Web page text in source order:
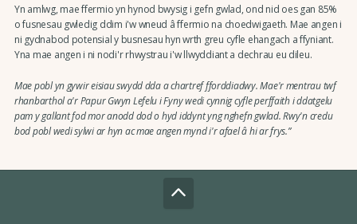
Yn amlwg, mae ffermio yn hynod bwysig i gefn gwlad, ond nid oes gan 85%
o fusnesau gwledig ddim i'w wneud â ffermio na choedwigaeth. Mae angen i
ni gydnabod potensial y busnesau hyn wrth greu cyfle ehangach a ffyniant.
Yna mae angen i ni nodi'r rhwystrau i'w llwyddiant a dechrau eu dileu.
Mae pobl yn gywir eisiau swydd dda a chartref fforddiadwy. Mae'r mentrau twf
rhanbarthol a'r Papur Gwyn Lefelu i Fyny wedi cynnig cyfle perffaith i ddatgelu
pam y gallant fod mor anodd dod o hyd iddynt yng nghefn gwlad. Rwy'n credu
bod pobl wedi sylwi ar hyn ac mae angen mynd i'r afael â hi ar frys.”